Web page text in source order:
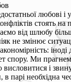
любові і
стоять
від шлюбу
не змінює
спору. Ми
висловитися і
парі необхідна